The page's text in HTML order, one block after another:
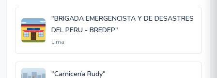
"BRIGADA EMERGENCISTA Y DE DESASTRES
DEL PERU - BREDEP"
Lima
"Carnicería Rudy"